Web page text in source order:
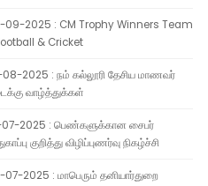
09-2025 : CM Trophy Winners Team
& Cricket
08-2025 : நம் கல்லூரி தேசிய மாணவர்
வாழ்த்துக்கள்
07-2025 : பெண்களுக்கான சைபர்
குறித்து விழிப்புணர்வு நிகழ்ச்சி
07-2025 : மாபெரும் தனியார்துறை